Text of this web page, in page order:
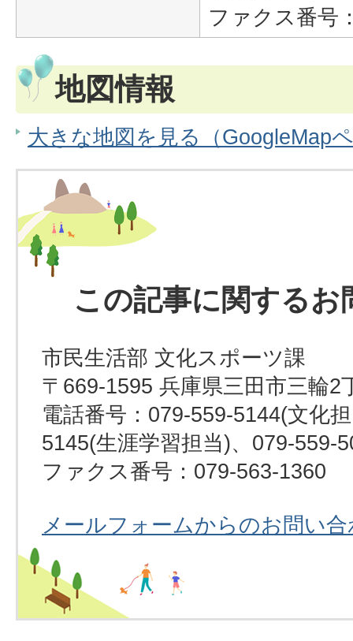
ファクス番号
地図情報
大きな地図を見る（GoogleMap
この記事に関するお
市民生活部 文化スポーツ課
〒669-1595 兵庫県三田市三輪2
電話番号：079-559-5144(文化
5145(生涯学習担当)、079-559-
ファクス番号：079-563-1360
メールフォームからのお問い